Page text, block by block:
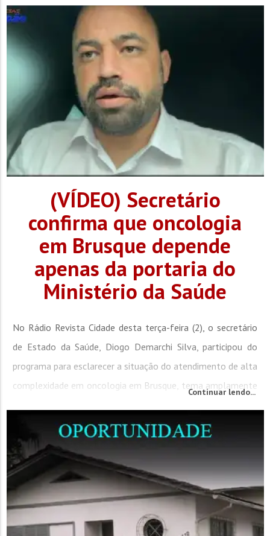
loteamento em construção, que acabou despejando a
lama...
(VÍDEO) Secretário
confirma que oncologia
em Brusque depende
apenas da portaria do
Ministério da Saúde
No Rádio Revista Cidade desta terça-feira (2), o secretário
de Estado da Saúde, Diogo Demarchi Silva, participou do
programa para esclarecer a situação do atendimento de alta
complexidade em oncologia em Brusque, tema amplamente
entrevista, o secretário foi direto ao ponto quando
questionado sobre quando Brusque terá atendimento
oncológico pelo...
Continuar lendo...